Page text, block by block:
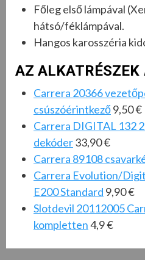
Főleg első lámpával
hátsó/féklámpával.
Hangos karosszéria
AZ ALKATRÉSZEK
Carrera 20366
csúszóérintkező9,50 €
Carrera DIGITAL 132
dekóder33,90 €
Carrera 89108
Carrera Evolution/
E200 Standard 9,90 €
Slotdevil 20112005
kompletten4,9 €